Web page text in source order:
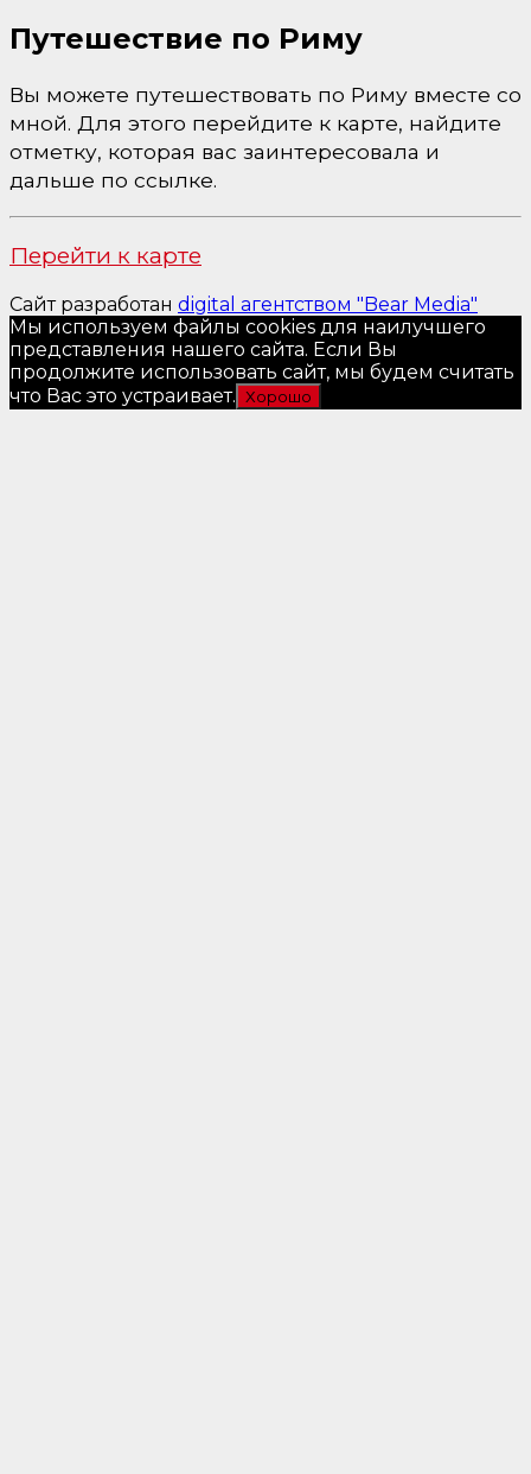
Путешествие по Риму
Вы можете путешествовать по Риму вместе со
мной. Для этого перейдите к карте, найдите
отметку, которая вас заинтересовала и
дальше по ссылке.
Перейти к карте
Сайт разработан digital агентством "Bear Media"
Мы используем файлы cookies для наилучшего
представления нашего сайта. Если Вы
продолжите использовать сайт, мы будем считать
что Вас это устраивает. Хорошо